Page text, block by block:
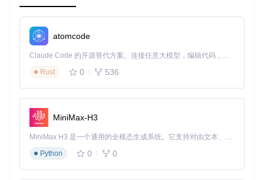
atomcode
Claude Code 的开源替代方案。连接任意大模型，编辑代码，运行命令，自动验证 — 全自动执行。用 Rust 构建，极致性能。 ｜ An open-source alternative to Claude Code. Connect any LLM, edit code, run commands, and verify changes — autonomously. Built in Rust for speed. Get Started
Rust
0 536
MiniMax-H3
MiniMax H3 是一个通用的全模态生成系统。它支持对由文本、图像、视频和音频组成的多模态上下文进行统一理解，并能生成分辨率高达 2K、时长可达 15 秒的带原生立体声音频的视频。得益于面向任务泛化的系统设计，H3 在预训练阶段就已具备广泛的多模态上下文理解与生成能力，能够出色地执行复杂的多模态指令。
Python
0 0